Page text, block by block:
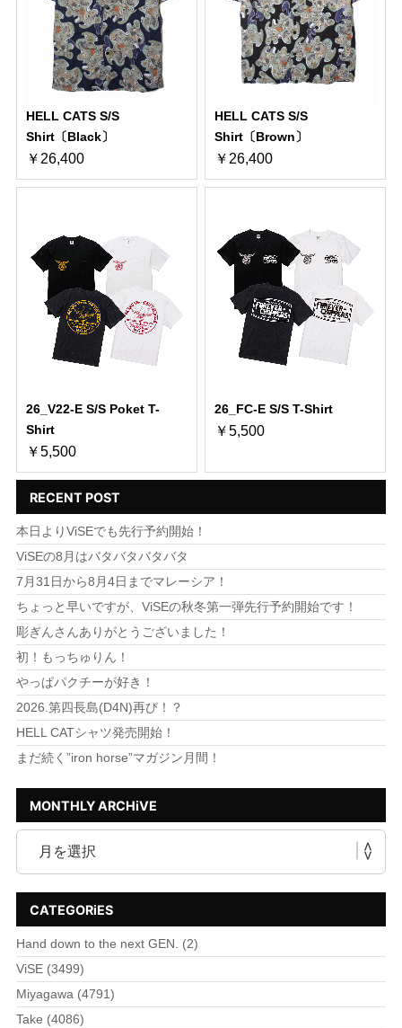
HELL CATS S/S
Shirt〔Black〕
￥26,400
HELL CATS S/S
Shirt〔Brown〕
￥26,400
26_V22-E S/S Poket T-
Shirt
￥5,500
26_FC-E S/S T-Shirt
￥5,500
RECENT POST
本日よりViSEでも先行予約開始！
ViSEの8月はバタバタバタバタ
7月31日から8月4日までマレーシア！
ちょっと早いですが、ViSEの秋冬第一弾先行予約開始です！
彫ぎんさんありがとうございました！
初！もっちゅりん！
やっぱパクチーが好き！
2026.第四長島(D4N)再び！？
HELL CATシャツ発売開始！
まだ続く”iron horse”マガジン月間！
MONTHLY ARCHiVE
CATEGORiES
Hand down to the next GEN. (2)
ViSE (3499)
Miyagawa (4791)
Take (4086)